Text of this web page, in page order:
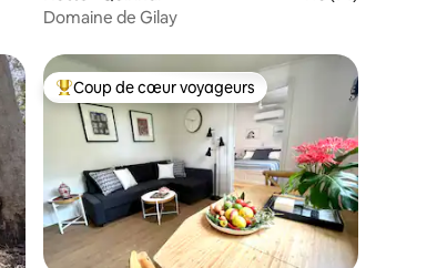
Domaine de Gilay
Coups de cœur voyageurs les plus appréciés
Coup de cœur voyageurs